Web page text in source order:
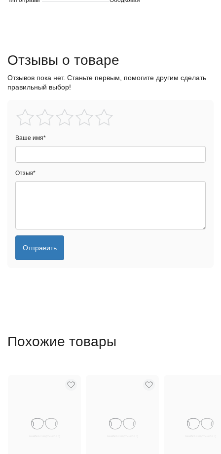
Отзывы о товаре
Отзывов пока нет. Станьте первым, помогите другим сделать
правильный выбор!
Ваше имя*
Отзыв*
Отправить
Похожие товары